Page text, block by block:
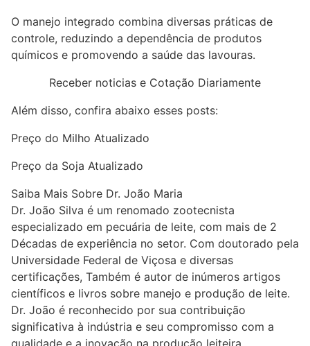
O manejo integrado combina diversas práticas de
controle, reduzindo a dependência de produtos
químicos e promovendo a saúde das lavouras.
Receber noticias e Cotação Diariamente
Além disso, confira abaixo esses posts:
Preço do Milho Atualizado
Preço da Soja Atualizado
Saiba Mais Sobre Dr. João Maria
Dr. João Silva é um renomado zootecnista
especializado em pecuária de leite, com mais de 2
Décadas de experiência no setor. Com doutorado pela
Universidade Federal de Viçosa e diversas
certificações, Também é autor de inúmeros artigos
científicos e livros sobre manejo e produção de leite.
Dr. João é reconhecido por sua contribuição
significativa à indústria e seu compromisso com a
qualidade e a inovação na produção leiteira.